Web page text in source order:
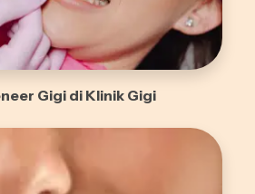
Gigi di Klinik Gigi